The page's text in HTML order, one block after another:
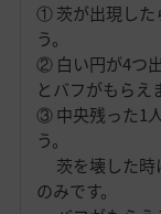
① 茨が出現した
う。
② 白い円が4つ
とバフがもらえ
③ 中央残った1
う。
茨を壊した時
のみです。